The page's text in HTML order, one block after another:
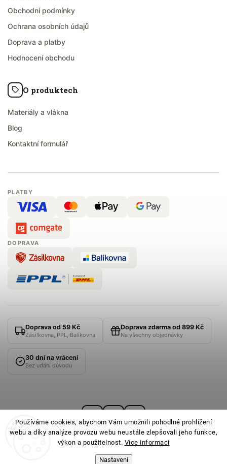
Používáme cookies, abychom Vám umožnili pohodlné prohlížení
webu a díky analýze provozu webu neustále zlepšovali jeho funkce,
výkon a použitelnost. Více informací
Nastavení
Obchodní podmínky
Ochrana osobních údajů
Doprava a platby
Hodnocení obchodu
O produktech
Materiály a vlákna
Blog
Kontaktní formulář
PLATBY
DOPRAVA
Doprava od 59 Kč
Zásilkovna, PPL, Balíkovna
Doprava zdarma od 899 Kč
Na všechny objednávky
30 dní na vrácení
Bez udání důvodu
PONOŽKOVNA· Všechna práva vyhrazena ·